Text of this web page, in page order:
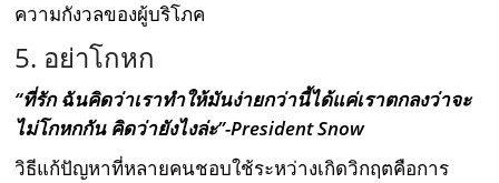
ความกังวลของผู้บริโภค
5. อย่าโกหก
“ที่รัก ฉันคิดว่าเราทำให้มันง่ายกว่านี้ได้แค่เราตกลงว่าจะ
ไม่โกหกกัน คิดว่ายังไงล่ะ”-President Snow
วิธีแก้ปัญหาที่หลายคนชอบใช้ระหว่างเกิดวิกฤตคือการ